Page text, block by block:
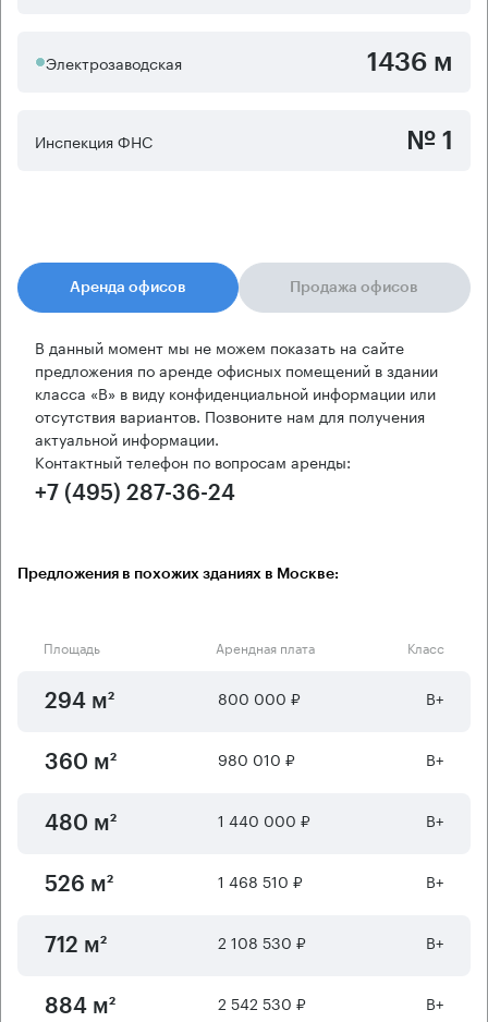
Электрозаводская 1436 м
Инспекция ФНС № 1
Аренда офисов Продажа офисов
В данный момент мы не можем показать на сайте
предложения по аренде офисных помещений в здании
класса «B» в виду конфиденциальной информации или
отсутствия вариантов. Позвоните нам для получения
актуальной информации.
Контактный телефон по вопросам аренды:
+7 (495) 287-36-24
Предложения в похожих зданиях в Москве:
Площадь Арендная плата Класс
294 м² 800 000 ₽ B+
360 м² 980 010 ₽ B+
480 м² 1 440 000 ₽ B+
526 м² 1 468 510 ₽ B+
712 м² 2 108 530 ₽ B+
884 м² 2 542 530 ₽ B+